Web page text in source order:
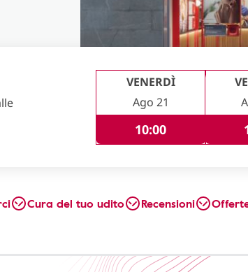
VENERDÌ
Ago 21
10:00
Cura del tuo udito Recensioni